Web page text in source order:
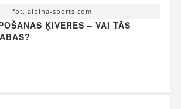
fot. alpina-sports.com
ĶIVERES – VAI TĀS